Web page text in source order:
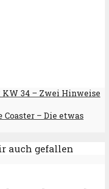
34 – Zwei Hinweise
– Die etwas
auch gefallen